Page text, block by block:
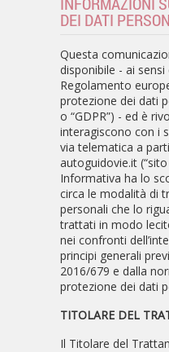
DEI DATI
Questa
disponibile - ai
Regolamento
protezione dei dati
o “GDPR”) - ed è
interagiscono con i
via telematica a
autoguidovie.it
Informativa ha lo
circa le modalità di
personali che lo
trattati in modo
nei confronti
principi generali
2016/679 e dalla
protezione dei dati
TITOLARE DEL
Il Titolare del